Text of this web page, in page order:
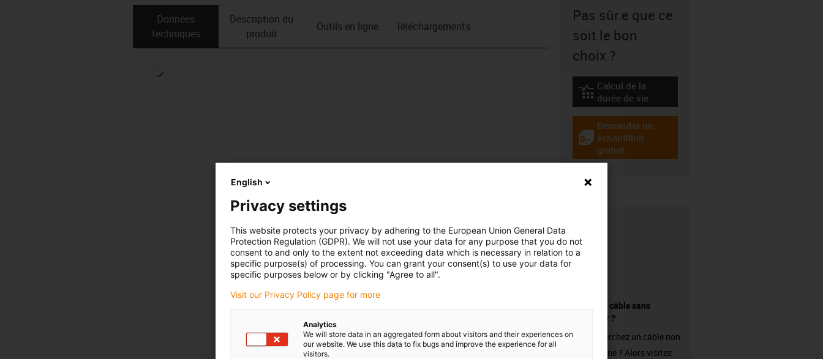
Données
techniques
Description du
produit
Outils en ligne Téléchargements
Pas sûr.e que ce
soit le bon
choix ?
igus-icon-lebensdauerrechner
Calcul de la
durée de vie
igus-icon-gratismuster
Demander un
échantillon
gratuit
Acheter un câble sans
connecteur ?
Vous recherchez un câble non
confectionné ? Alors visitez
English
Privacy settings
This website protects your privacy by adhering to the European Union General Data
Protection Regulation (GDPR). We will not use your data for any purpose that you do not
consent to and only to the extent not exceeding data which is necessary in relation to a
specific purpose(s) of processing. You can grant your consent(s) to use your data for
specific purposes below or by clicking "Agree to all".
Visit our Privacy Policy page for more
Analytics
We will store data in an aggregated form about visitors and their experiences on
our website. We use this data to fix bugs and improve the experience for all
visitors.